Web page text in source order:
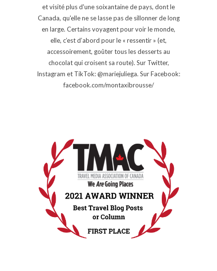
et visité plus d'une soixantaine de pays, dont le
Canada, qu'elle ne se lasse pas de sillonner de long
en large. Certains voyagent pour voir le monde,
elle, c’est d’abord pour le « ressentir » (et,
accessoirement, goûter tous les desserts au
chocolat qui croisent sa route). Sur Twitter,
Instagram et TikTok: @mariejuliega. Sur Facebook:
facebook.com/montaxibrousse/